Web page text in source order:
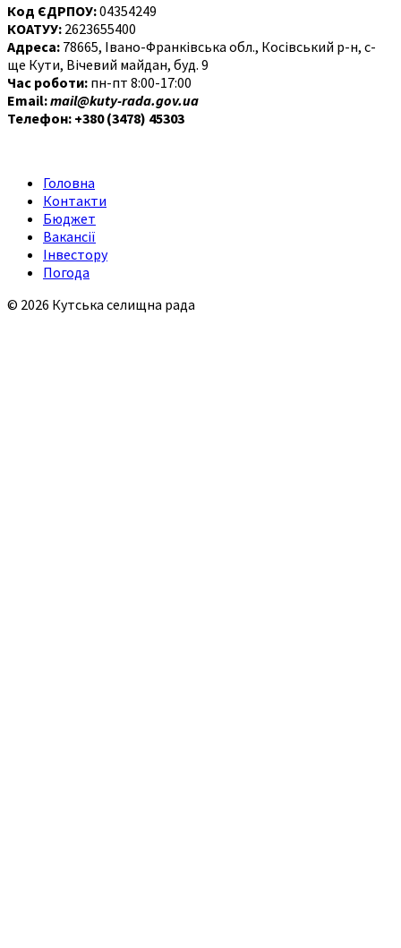
Код ЄДРПОУ:04354249
КОАТУУ: 2623655400
Адреса: 78665, Івано-Франківська обл., Косівський р-н, с-
ще Кути, Вічевий майдан, буд. 9
Час роботи: пн-пт 8:00-17:00
Email:mail@kuty-rada.gov.ua
Телефон: +380 (3478) 45303
Головна
Контакти
Бюджет
Вакансії
Інвестору
Погода
© 2026 Кутська селищна рада